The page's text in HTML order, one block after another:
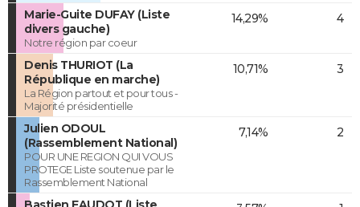
Marie-Guite DUFAY (Liste
divers gauche)
Notre région par coeur
14,29% 4
Denis THURIOT (La
République en marche)
La Région partout et pour tous -
Majorité présidentielle
10,71% 3
Julien ODOUL
(Rassemblement National)
POUR UNE REGION QUI VOUS
PROTEGE Liste soutenue par le
Rassemblement National
7,14% 2